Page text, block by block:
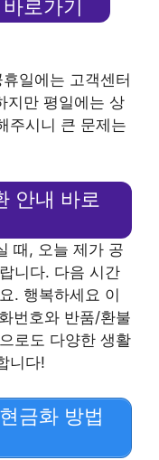
로가기
일에는 고객센터
지만 평일에는 상
주시니 큰 문제는
안내 바로
때, 오늘 제가 공
니다. 다음 시간
. 행복하세요 이
번호와 반품/환불
로도 다양한 생활
니다!
금화 방법